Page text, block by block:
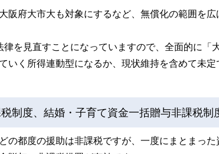
阪府大市大も対象にするなど、無償化の範囲を広
律を見直すことになっていますので、全面的に「
いく所得連動型になるか、現状維持を含めて未定
制度、結婚・子育て資金一括贈与非課税制
の都度の援助は非課税ですが、一度にまとまっ